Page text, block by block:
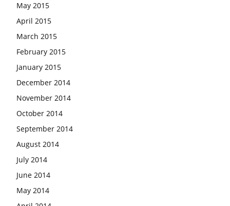
May 2015
April 2015
March 2015
February 2015
January 2015
December 2014
November 2014
October 2014
September 2014
August 2014
July 2014
June 2014
May 2014